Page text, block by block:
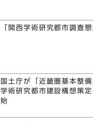
「関西学術研究都市調査
国土庁が「近畿圏基本整
学術研究都市建設構想策
始